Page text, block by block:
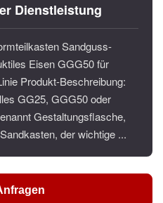
Dienstleistung
Sandguss-
Eisen GGG50 für
Produkt-Beschreibung:
GG25, GGG50 oder
Gestaltungsflasche,
der wichtige ...